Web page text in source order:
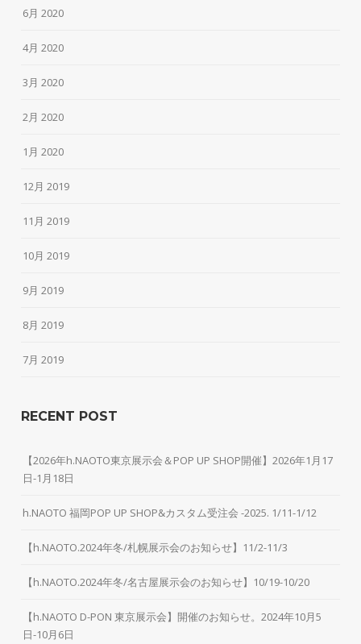
6月 2020
4月 2020
3月 2020
2月 2020
1月 2020
12月 2019
11月 2019
10月 2019
9月 2019
8月 2019
7月 2019
RECENT POST
【2026年h.NAOTO東京展示会＆POP UP SHOP開催】2026年1月17
日-1月18日
h.NAOTO 福岡POP UP SHOP&カスタム受注会 -2025. 1/11-1/12
【h.NAOTO.2024年冬/札幌展示会のお知らせ】11/2-11/3
【h.NAOTO.2024年冬/名古屋展示会のお知らせ】10/19-10/20
【h.NAOTO D-PON 東京展示会】開催のお知らせ。2024年10月5
日-10月6日